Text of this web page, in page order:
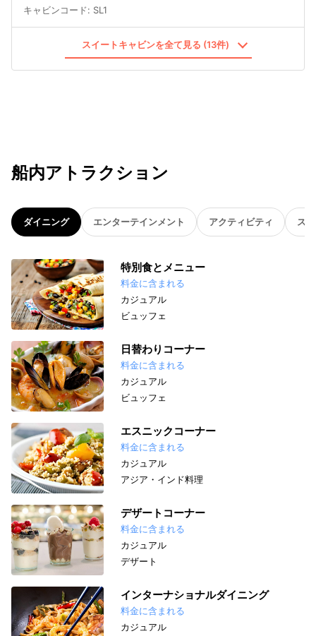
キャビンコード: SL1
スイートキャビンを全て見る (13件)
船内アトラクション
ダイニング エンターテインメント アクティビティ ス
特別食とメニュー
料金に含まれる
カジュアル
ビュッフェ
日替わりコーナー
料金に含まれる
カジュアル
ビュッフェ
エスニックコーナー
料金に含まれる
カジュアル
アジア・インド料理
デザートコーナー
料金に含まれる
カジュアル
デザート
インターナショナルダイニング
料金に含まれる
カジュアル